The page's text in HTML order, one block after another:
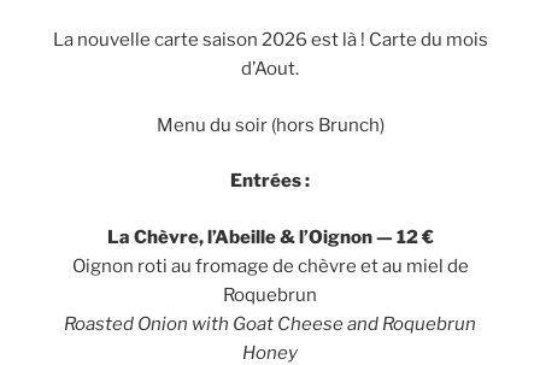
La nouvelle carte saison 2026 est là ! Carte du mois
d’Aout.
Menu du soir (hors Brunch)
Entrées :
La Chèvre, l’Abeille & l’Oignon — 12 €
Oignon roti au fromage de chèvre et au miel de
Roquebrun
Roasted Onion with Goat Cheese and Roquebrun
Honey